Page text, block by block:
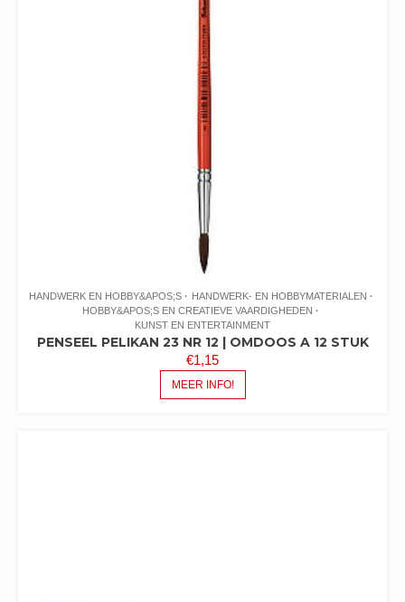
HANDWERK EN HOBBY&APOS;S
HANDWERK- EN HOBBYMATERIALEN
HOBBY&APOS;S EN CREATIEVE VAARDIGHEDEN
KUNST EN ENTERTAINMENT
PENSEEL PELIKAN 23 NR 12 | OMDOOS A 12 STUK
€1,15
MEER INFO!